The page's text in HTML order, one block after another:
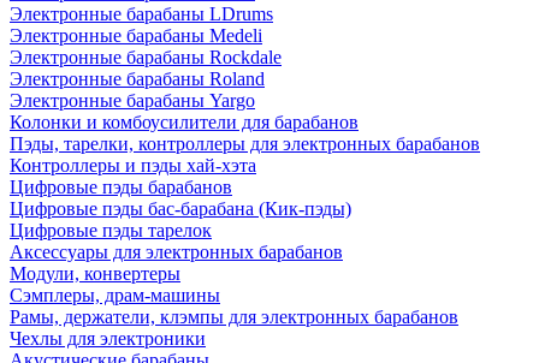
Электронные барабаны LDrums
Электронные барабаны Medeli
Электронные барабаны Rockdale
Электронные барабаны Roland
Электронные барабаны Yargo
Колонки и комбоусилители для барабанов
Пэды, тарелки, контроллеры для электронных барабанов
Контроллеры и пэды хай-хэта
Цифровые пэды барабанов
Цифровые пэды бас-барабана (Кик-пэды)
Цифровые пэды тарелок
Аксессуары для электронных барабанов
Модули, конвертеры
Сэмплеры, драм-машины
Рамы, держатели, клэмпы для электронных барабанов
Чехлы для электроники